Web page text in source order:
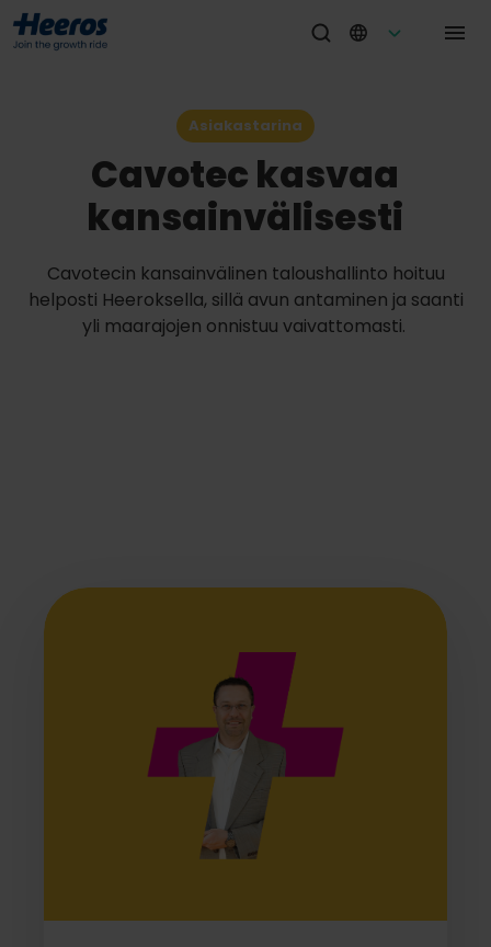
Asiakastarina
Cavotec kasvaa
kansainvälisesti
Cavotecin kansainvälinen taloushallinto hoituu
helposti Heeroksella, sillä avun antaminen ja saanti
yli maarajojen onnistuu vaivattomasti.